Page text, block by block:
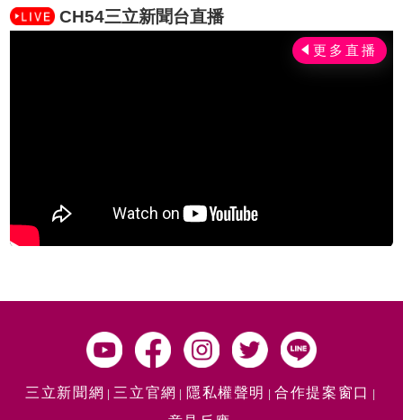
CH54三立新聞台直播
三立新聞網 三立官網 隱私權聲明
合作提案窗口